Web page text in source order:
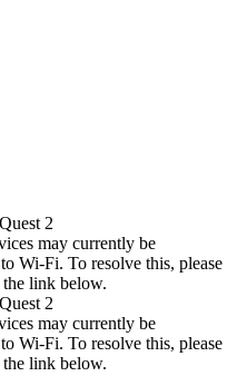
2
may currently be
Wi-Fi. To resolve this, please
link below.
2
may currently be
Wi-Fi. To resolve this, please
link below.